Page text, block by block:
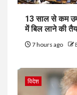
13 साल से कम
में बिल लाने की
7 hours ago
विदेश